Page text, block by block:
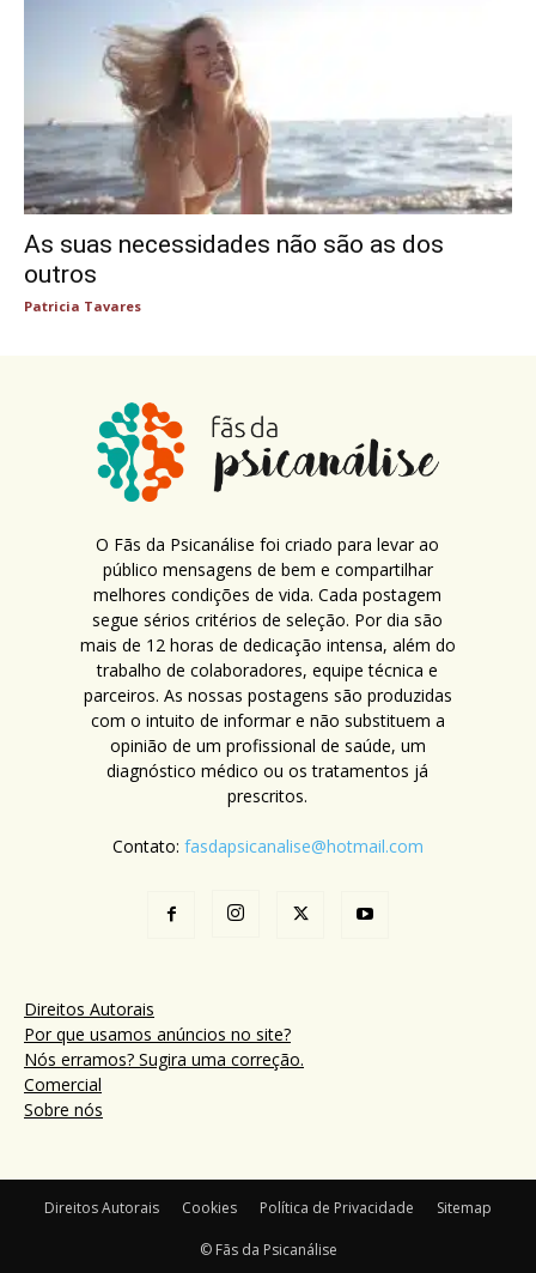
As suas necessidades não são as dos
outros
Patricia Tavares
O Fãs da Psicanálise foi criado para levar ao
público mensagens de bem e compartilhar
melhores condições de vida. Cada postagem
segue sérios critérios de seleção. Por dia são
mais de 12 horas de dedicação intensa, além do
trabalho de colaboradores, equipe técnica e
parceiros. As nossas postagens são produzidas
com o intuito de informar e não substituem a
opinião de um profissional de saúde, um
diagnóstico médico ou os tratamentos já
prescritos.
Contato: fasdapsicanalise@hotmail.com
Direitos Autorais
Por que usamos anúncios no site?
Nós erramos? Sugira uma correção.
Comercial
Sobre nós
Direitos Autorais Cookies Política de Privacidade Sitemap
© Fãs da Psicanálise